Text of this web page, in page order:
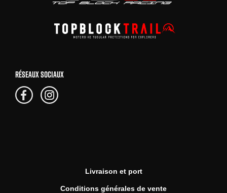
RÉSEAUX SOCIAUX
Livraison et port
Conditions générales de vente